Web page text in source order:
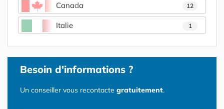
Canada 12
Italie 1
Besoin d'informations ?
Un conseiller vous recontacte gratuitement.